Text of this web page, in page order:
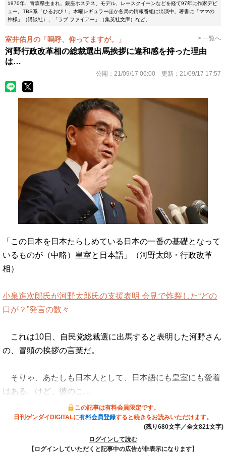
1970年、青森県生まれ。銀座ホステス、モデル、レースクイーンなどを経て97年に作家デビ
ュー。TBS系「ひるおび！」木曜レギュラーほか各局の情報番組に出演中。著書に「ママの
神様」（講談社）、「ラブ ファイアー」（集英社文庫）など。
室井佑月の「嗚呼、仰ってますが。」 > 一覧へ
河野行政改革相の総裁選出馬挨拶に違和感を持った理由
は…
公開： 21/09/17 06:00 更新： 21/09/17 17:57
「この日本を日本たらしめている日本の一番の基礎となって
いるものが（中略）皇室と日本語」（河野太郎・行政改革
相）
小泉進次郎氏が河野太郎氏の支援表明 会見で炸裂した“どの
口が？”発言の数々
これは10日、自民党総裁選に出馬すると表明した河野さん
の、冒頭の挨拶の言葉だ。
そりゃ、あたしも日本人として、日本語にも皇室にも愛着
はある。けど、彼のこ…
この記事は有料会員限定です。
日刊ゲンダイDIGITALに有料会員登録すると続きをお読みいただけます。
(残り680文字／全文821文字)
ログインして読む
【ログインしていただくと記事中の広告が非表示になります】